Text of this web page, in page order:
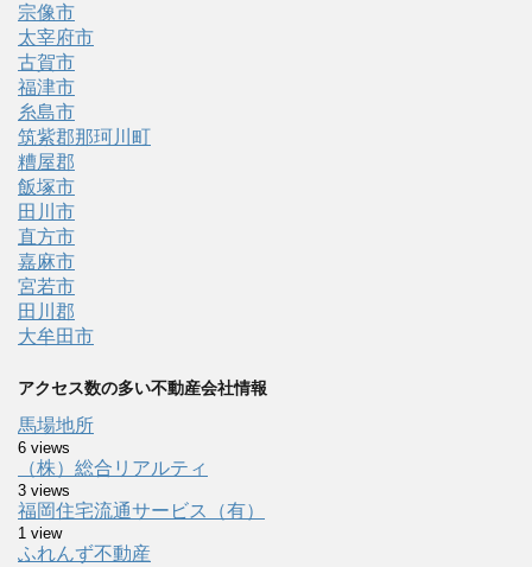
宗像市
太宰府市
古賀市
福津市
糸島市
筑紫郡那珂川町
糟屋郡
飯塚市
田川市
直方市
嘉麻市
宮若市
田川郡
大牟田市
アクセス数の多い不動産会社情報
馬場地所
6 views
（株）総合リアルティ
3 views
福岡住宅流通サービス（有）
1 view
ふれんず不動産